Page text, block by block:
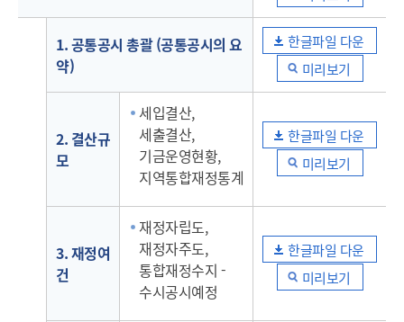
1. 공통공시 총괄 (공통공시의 요
약)
한글파일 다운
미리보기
2. 결산규
모
세입결산,
세출결산,
기금운영현황,
지역통합재정통계
한글파일 다운
미리보기
3. 재정여
건
재정자립도,
재정자주도,
통합재정수지 -
수시공시예정
한글파일 다운
미리보기